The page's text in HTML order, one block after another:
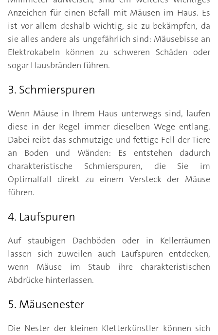
Anzeichen für einen Befall mit Mäusen im Haus. Es
ist vor allem deshalb wichtig, sie zu bekämpfen, da
sie alles andere als ungefährlich sind: Mäusebisse an
Elektrokabeln können zu schweren Schäden oder
sogar Hausbränden führen.
3. Schmierspuren
Wenn Mäuse in Ihrem Haus unterwegs sind, laufen
diese in der Regel immer dieselben Wege entlang.
Dabei reibt das schmutzige und fettige Fell der Tiere
an Boden und Wänden: Es entstehen dadurch
charakteristische Schmierspuren, die Sie im
Optimalfall direkt zu einem Versteck der Mäuse
führen.
4. Laufspuren
Auf staubigen Dachböden oder in Kellerräumen
lassen sich zuweilen auch Laufspuren entdecken,
wenn Mäuse im Staub ihre charakteristischen
Abdrücke hinterlassen.
5. Mäusenester
Die Nester der kleinen Kletterkünstler können sich